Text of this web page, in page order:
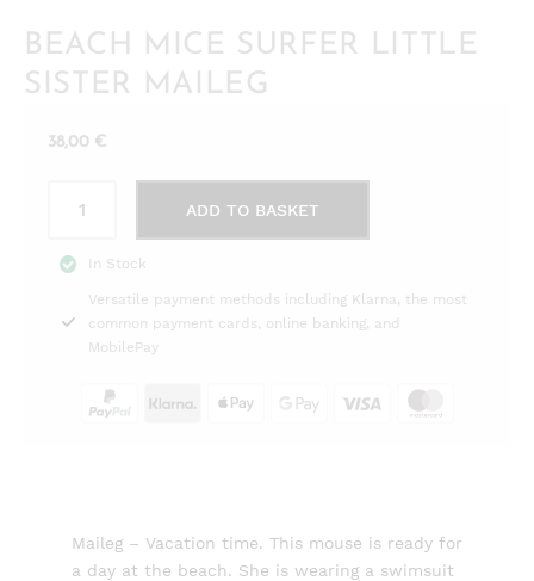
BEACH MICE SURFER LITTLE
SISTER MAILEG
38,00 €
Mice
Little
Sister
Maileg
quantity
ADD TO BASKET
In Stock
Versatile payment methods including Klarna, the most
common payment cards, online banking, and
MobilePay
Maileg – Vacation time. This mouse is ready for
a day at the beach. She is wearing a swimsuit